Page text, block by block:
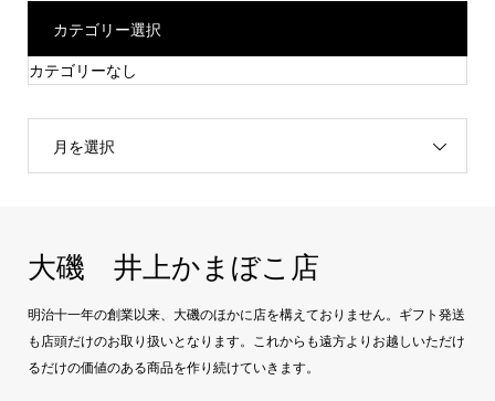
カテゴリー選択
カテゴリーなし
月を選択
大磯 井上かまぼこ店
明治十一年の創業以来、大磯のほかに店を構えておりません。ギフト発送
も店頭だけのお取り扱いとなります。これからも遠方よりお越しいただけ
るだけの価値のある商品を作り続けていきます。